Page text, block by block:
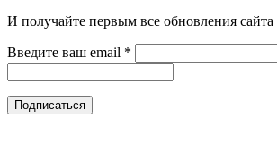
И получайте первым все обновления сайта
Введите ваш email *